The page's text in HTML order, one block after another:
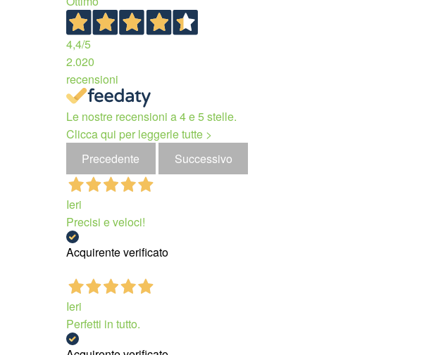
4,4/5
2.020
recensioni
Le nostre recensioni a 4 e 5 stelle.
Clicca qui per leggerle tutte >
Precedente
Successivo
Ieri
Precisi e veloci!
Acquirente verificato
Ieri
Perfetti in tutto.